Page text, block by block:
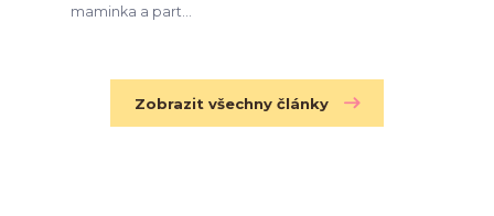
maminka a part...
Zobrazit všechny články